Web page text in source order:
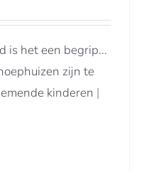
is het een begrip...
zijn te
kinderen |